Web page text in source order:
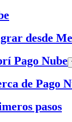
desde
Pago Nube
de Pago
pasos